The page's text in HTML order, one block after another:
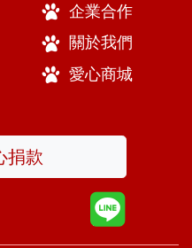
企業合作
關於我們
愛心商城
捐款